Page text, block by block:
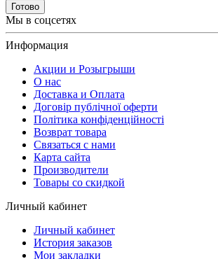
Готово
Мы в соцсетях
Информация
Акции и Розыгрыши
О нас
Доставка и Оплата
Договір публічної оферти
Політика конфіденційності
Возврат товара
Связаться с нами
Карта сайта
Производители
Товары со скидкой
Личный кабинет
Личный кабинет
История заказов
Мои закладки